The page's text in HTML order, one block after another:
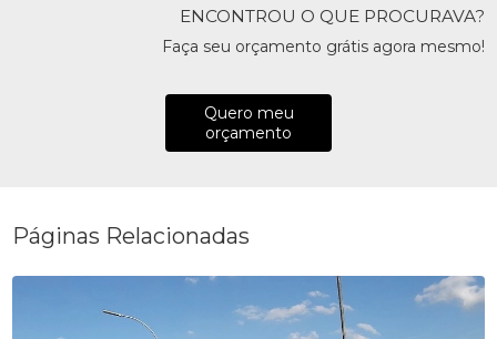
ENCONTROU O QUE PROCURAVA?
Faça seu orçamento grátis agora mesmo!
Quero meu
orçamento
Páginas Relacionadas